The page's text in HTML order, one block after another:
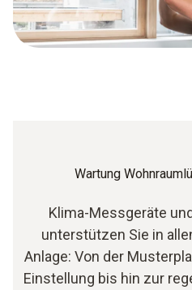
Wartung
Klima-Messgeräte
unterstützen Sie in
Anlage: Von der
Einstellung bis hin zur